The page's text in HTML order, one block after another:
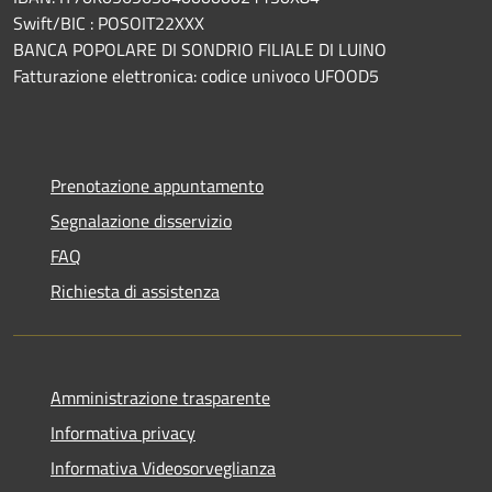
Swift/BIC : POSOIT22XXX
BANCA POPOLARE DI SONDRIO FILIALE DI LUINO
Fatturazione elettronica: codice univoco UFOOD5
Prenotazione appuntamento
Segnalazione disservizio
FAQ
Richiesta di assistenza
Amministrazione trasparente
Informativa privacy
Informativa Videosorveglianza